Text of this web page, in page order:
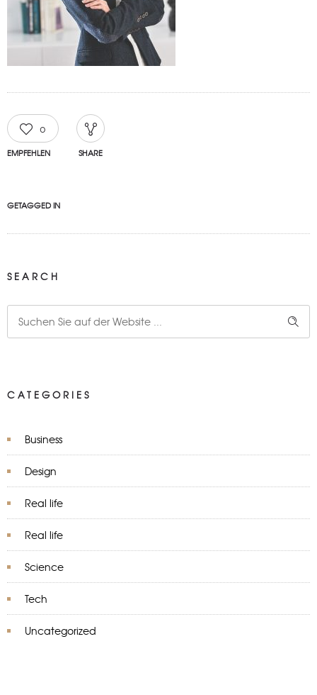
0
EMPFEHLEN SHARE
GETAGGED IN
SEARCH
CATEGORIES
Business
Design
Real life
Real life
Science
Tech
Uncategorized